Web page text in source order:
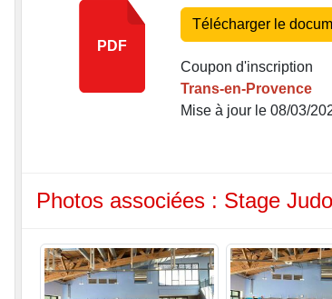
PDF
Télécharger le
Coupon d'inscription
Trans-en-Provence
Mise à jour le 08/03/
Photos associées : Stage